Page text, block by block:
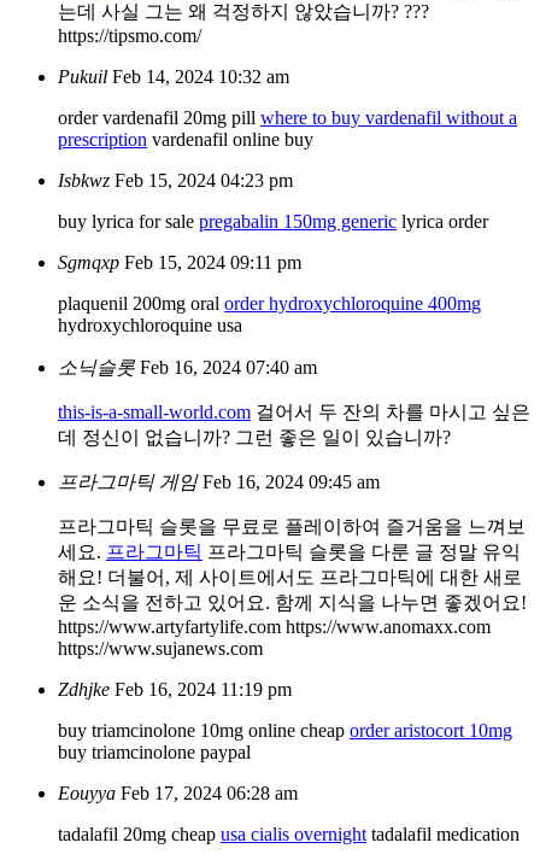
는데 사실 그는 왜 걱정하지 않았습니까? ???
https://tipsmo.com/
Pukuil Feb 14, 2024 10:32 am
order vardenafil 20mg pill where to buy vardenafil without a
prescription vardenafil online buy
Isbkwz Feb 15, 2024 04:23 pm
buy lyrica for sale pregabalin 150mg generic lyrica order
Sgmqxp Feb 15, 2024 09:11 pm
plaquenil 200mg oral order hydroxychloroquine 400mg
hydroxychloroquine usa
소닉슬롯 Feb 16, 2024 07:40 am
this-is-a-small-world.com 걸어서 두 잔의 차를 마시고 싶은
데 정신이 없습니까? 그런 좋은 일이 있습니까?
프라그마틱 게임Feb 16, 2024 09:45 am
프라그마틱 슬롯을 무료로 플레이하여 즐거움을 느껴보
세요. 프라그마틱 프라그마틱 슬롯을 다룬 글 정말 유익
해요! 더불어, 제 사이트에서도 프라그마틱에 대한 새로
운 소식을 전하고 있어요. 함께 지식을 나누면 좋겠어요!
https://www.artyfartylife.com https://www.anomaxx.com
https://www.sujanews.com
Zdhjke Feb 16, 2024 11:19 pm
buy triamcinolone 10mg online cheap order aristocort 10mg
buy triamcinolone paypal
Eouyya Feb 17, 2024 06:28 am
tadalafil 20mg cheap usa cialis overnight tadalafil medication